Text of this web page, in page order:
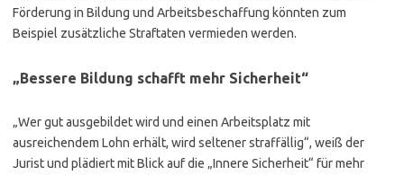
Förderung in Bildung und Arbeitsbeschaffung könnten zum
Beispiel zusätzliche Straftaten vermieden werden.
„Bessere Bildung schafft mehr Sicherheit“
„Wer gut ausgebildet wird und einen Arbeitsplatz mit
ausreichendem Lohn erhält, wird seltener straffällig“, weiß der
Jurist und plädiert mit Blick auf die „Innere Sicherheit“ für mehr